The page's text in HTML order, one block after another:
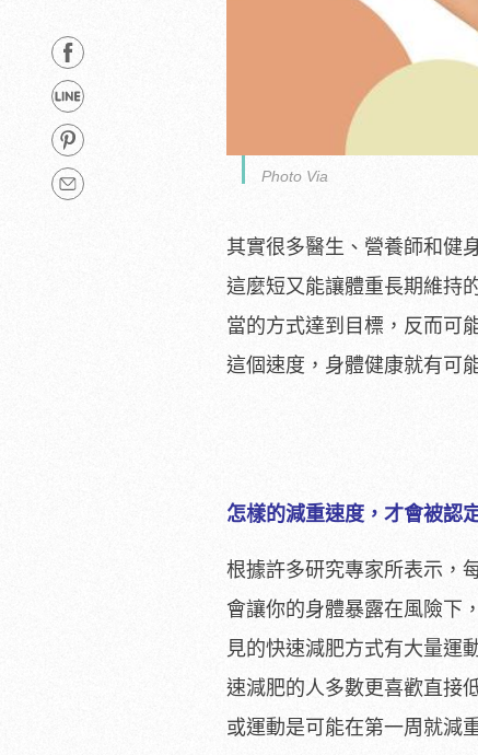
Photo Via
其實很多醫生、營養師和健
這麼短又能讓體重長期維持
當的方式達到目標，反而可
這個速度，身體健康就有可
怎樣的減重速度，才會被認
根據許多研究專家所表示，
會讓你的身體暴露在風險下
見的快速減肥方式有大量運
速減肥的人多數更喜歡直接
或運動是可能在第一周就減